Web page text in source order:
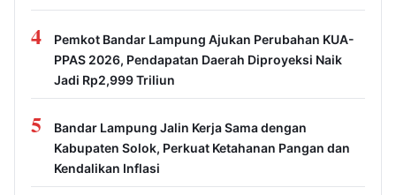
4
Pemkot Bandar Lampung Ajukan Perubahan KUA-
PPAS 2026, Pendapatan Daerah Diproyeksi Naik
Jadi Rp2,999 Triliun
5
Bandar Lampung Jalin Kerja Sama dengan
Kabupaten Solok, Perkuat Ketahanan Pangan dan
Kendalikan Inflasi